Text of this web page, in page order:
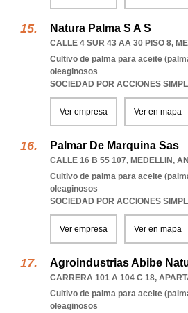
Natura Palma S A S
CALLE 4 SUR 43 AA 30 PISO 8,
Cultivo de palma para aceite
oleaginosos
SOCIEDAD POR ACCIONES
Ver empresa Ver en mapa
Palmar De Marquina Sas
CALLE 16 B 55 107, MEDELLIN,
Cultivo de palma para aceite
oleaginosos
SOCIEDAD POR ACCIONES
Ver empresa Ver en mapa
Agroindustrias Abibe
CARRERA 101 A 104 C 18,
Cultivo de palma para aceite
oleaginosos